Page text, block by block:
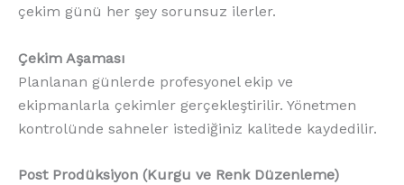
çekim günü her şey sorunsuz ilerler.
Çekim Aşaması
Planlanan günlerde profesyonel ekip ve
ekipmanlarla çekimler gerçekleştirilir. Yönetmen
kontrolünde sahneler istediğiniz kalitede kaydedilir.
Post Prodüksiyon (Kurgu ve Renk Düzenleme)